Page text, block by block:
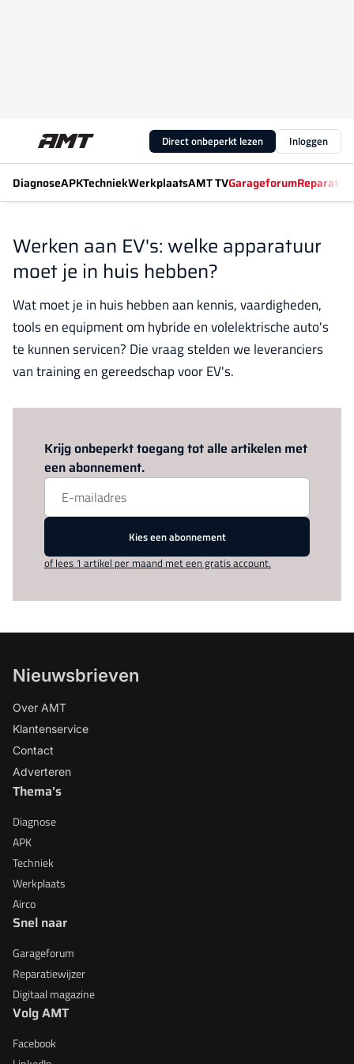
Direct onbeperkt lezen Inloggen
DiagnoseAPKTechniekWerkplaatsAMT TVGarageforum
Werken aan EV's: welke apparatuur
moet je in huis hebben?
Wat moet je in huis hebben aan kennis, vaardigheden,
tools en equipment om hybride en volelektrische auto's
te kunnen servicen? Die vraag stelden we leveranciers
van training en gereedschap voor EV's.
Krijg onbeperkt toegang tot alle artikelen met
een abonnement.
Kies een abonnement
of lees 1 artikel per maand met een gratis account.
Nieuwsbrieven
Over AMT
Klantenservice
Contact
Adverteren
Thema's
Diagnose
APK
Techniek
Werkplaats
Airco
Snel naar
Garageforum
Reparatiewijzer
Digitaal magazine
Volg AMT
Facebook